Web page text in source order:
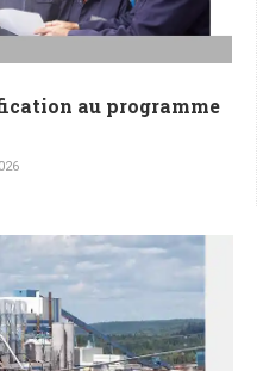
au programme